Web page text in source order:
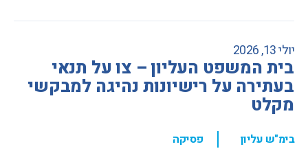
יולי 13, 2026
בית המשפט העליון – צו על תנאי
בעתירה על רישיונות נהיגה למבקשי
מקלט
בימ"ש עליון , פסיקה